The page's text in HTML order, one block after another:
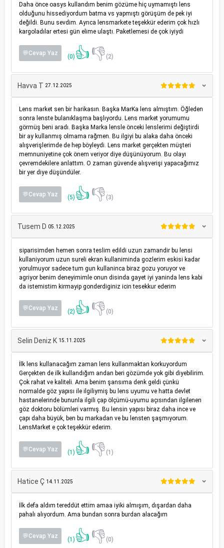
Daha önce oasys kullandım benim gözüme hiç uymamıştı lens
olduğunu hissediyordum batma vs yapmıştı görüşüm de pek iyi
değildi. Bunu sevdim. Ayrıca lensmarkete teşekkür ederim çok hızlı
kargoladılar ertesi gün elime ulaştı. Paketlemesi de çok iyiydi
💬Cevap Yaz (0) 👍👎(2)
Havva T 27.12.2025
Lens market sen bir harikasın. Başka MarKa lens almıştım. Öğleden
sonra lenste bulanıklaşma başlıyordu. Lens market yorumumu
görmüş beni aradı. Başka Marka lensle önceki lenslerimi değiştirdi
bir ay kullanmış olmama rağmen. Bu ilgiyi bu alaka daha önceki
alışverişlerimde de hep böyleydi. Lens market gerçekten müşteri
memnuniyetine çok önem veriyor diye düşünüyorum. Bu olayı
çevremdekilere anlattım. O zaman güvende alışverişi yapacağımız
bir yer diye düşündüler.
💬Cevap Yaz (5) 👍👎(3)
Tusem D 05.12.2025
siparisimden hemen sonra teslim edildi uzun zamandir bu lensi
kullaniyorum uzun sureli ekran kullaniminda gozlerim eskisi kadar
yorulmuyor sadece tum gun kullaninca biraz gozu yoruyor ve
agriyor benim deneyimimle onun disinda gayet iyi yaninda lens kabi
da istemistim kirmayip gonderdiginiz icin tesekkur ederim
💬Cevap Yaz (2) 👍👎(0)
Selin Deniz K 15.11.2025
İlk lens kullanacağım zaman lens kullanmaktan korkuyordum
Gerçekten de ilk kullandığım andan beri gözümde yok gibi diyebilirim.
Çok rahat ve kaliteli. Ama benim şansıma denk geldi çünkü
normalde göz yapısı ile ilgiliymiş bu lens uyumu ve hatta devlet
hastanelerinde bununla ilgili çap ölçümü-uyumu açısından ilgilenen
göz doktoru bölümleri varmış. Bu lensin yapısı biraz daha ince ve
çapı daha büyük, ben bu markadan ve bu lensten şaşmıyorum.
LensMarket e çok teşekkür ederim.
💬Cevap Yaz (1) 👍👎(1)
Hatice Ç 14.11.2025
İlk defa aldım tereddüt ettim amaa iyiki almışım, dışardan daha
pahalı alıyordum. Ama bundan sonra burdan alacağım
💬Cevap Yaz (1) 👍👎(0)